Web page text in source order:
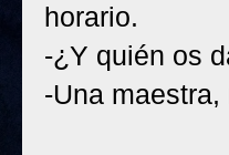
horario.
-¿Y quién os
-Una